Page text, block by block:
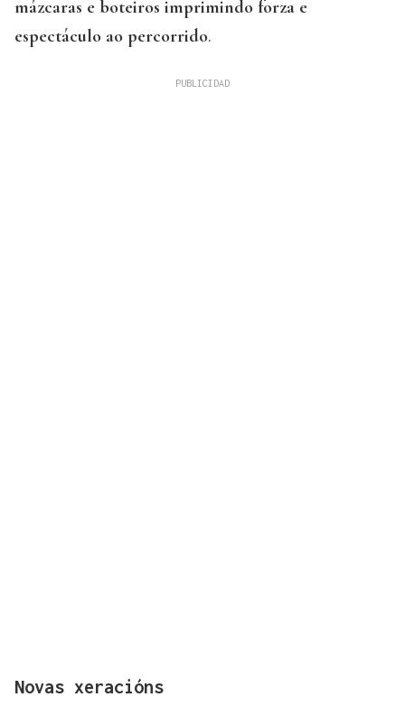
mázcaras e boteiros imprimindo forza e
espectáculo ao percorrido.
Novas xeracións